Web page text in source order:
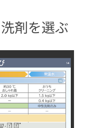
剤を選ぶ